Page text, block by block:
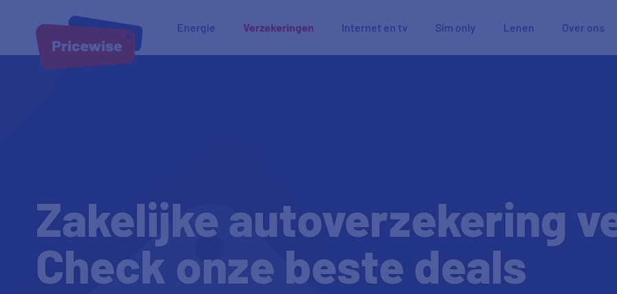
Energie Verzekeringen Internet en tv Sim only Lenen Over ons
Zakelijke autoverzekering
Check onze beste deals